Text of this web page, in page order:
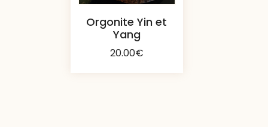
Orgonite Yin et
Yang
20.00€